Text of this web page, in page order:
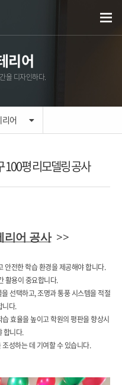
리어
을 디자인하다.
어
100평 리모델링 공사
리어 공사>>
안전한 학습 환경을 제공해야 합니다.
활용이 중요합니다.
선택하고, 조명과 통풍 시스템을 적절
니다.
효율을 높이고 학원의 평판을 향상시
합니다.
성하는 데 기여할 수 있습니다.